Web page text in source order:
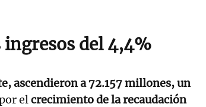
del 4,4%
ascendieron a 72.157 millones, un
elcrecimiento de la recaudación